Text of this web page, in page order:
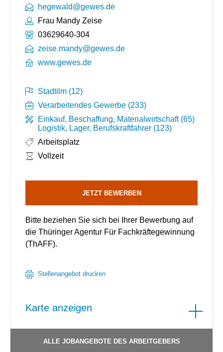
hegewald@gewes.de
Ansprechpartner:
Frau Mandy Zeise
Telefonnummer:
03629640-304
zeise.mandy@gewes.de
www.gewes.de
Stadtilm (12)
Verarbeitendes Gewerbe (233)
Einkauf, Beschaffung, Materialwirtschaft (65)
Logistik, Lager, Berufskraftfahrer (123)
Arbeitsplatz
Arbeitszeit:
Vollzeit
JETZT BEWERBEN
Bitte beziehen Sie sich bei Ihrer Bewerbung auf
die Thüringer Agentur Für Fachkräftegewinnung
(ThAFF).
Stellenangebot drucken
Karte anzeigen
ALLE JOBANGEBOTE DES ARBEITGEBERS